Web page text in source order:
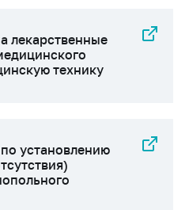
лекарственные
технику
установлению